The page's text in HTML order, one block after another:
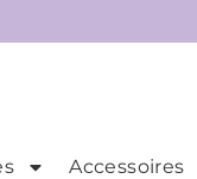
Accessoires